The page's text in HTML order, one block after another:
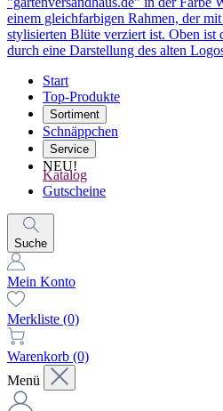
Start
Top-Produkte
Sortiment
Schnäppchen
Service
NEU!
Katalog
Gutscheine
Suche
Mein Konto
Merkliste (0)
Warenkorb (0)
Menü